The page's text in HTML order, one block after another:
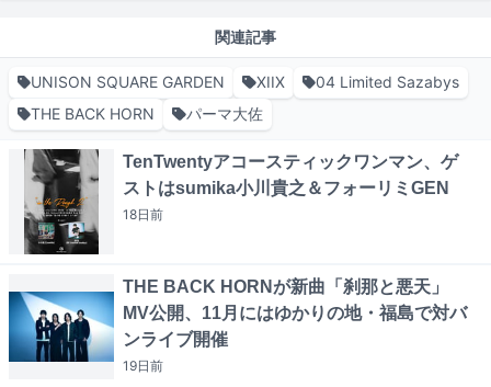
関連記事
UNISON SQUARE GARDEN XIIX
04 Limited Sazabys
THE BACK HORN
パーマ大佐
TenTwentyアコースティックワンマン、ゲ
ストはsumika小川貴之＆フォーリミGEN
18日前
THE BACK HORNが新曲「刹那と悪天」
MV公開、11月にはゆかりの地・福島で対バ
ンライブ開催
19日前